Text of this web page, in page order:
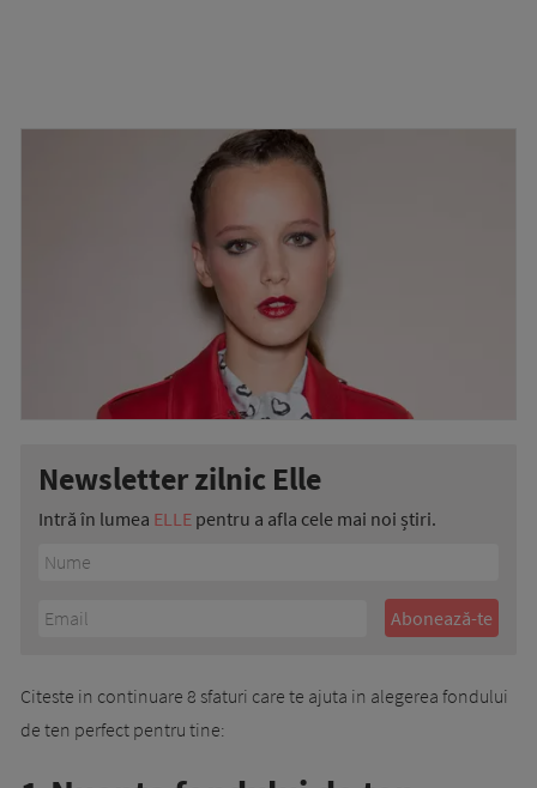
Newsletter zilnic Elle
Intră în lumea ELLE pentru a afla cele mai noi știri.
Citeste in continuare 8 sfaturi care te ajuta in alegerea fondului
de ten perfect pentru tine: